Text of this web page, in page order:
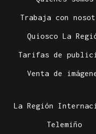
Trabaja con
Quiosco La
Tarifas de
Venta de
La Región
Telemiño